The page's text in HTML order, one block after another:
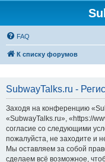
FAQ
К списку форумов
SubwayTalks.ru -
Заходя на конференцию
«SubwayTalks.ru», «https://
согласие со следующими
пожалуйста, не заходите и
Мы оставляем за собой
сделаем всё возможное,